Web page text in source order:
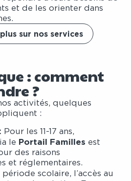
et de les orienter dans
sur nos services
: comment
?
activités, quelques
:
Pour les 11-17 ans,
le Portail Familles est
des raisons
et réglementaires.
période scolaire, l’accès au